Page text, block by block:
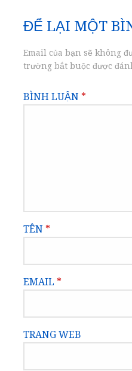
bài
viết
ĐỂ LẠI MỘT
Email của bạn sẽ không
trường bắt buộc được
BÌNH LUẬN *
TÊN *
EMAIL *
TRANG WEB